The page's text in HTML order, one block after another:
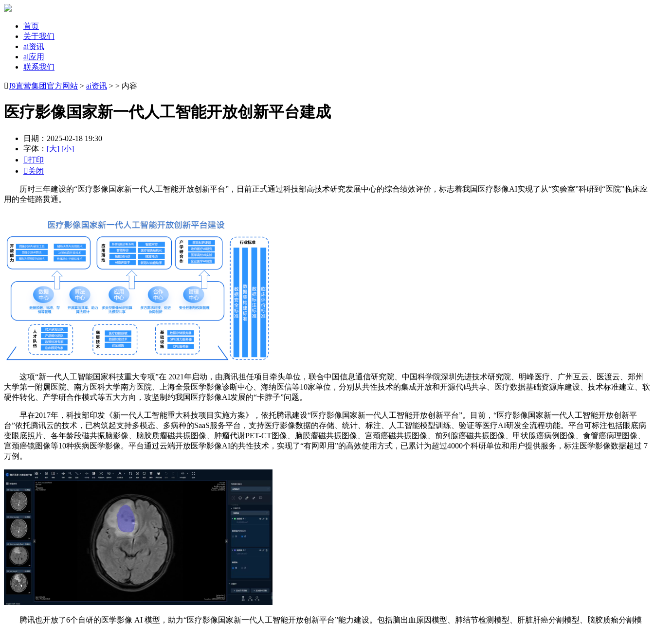
首页
关于我们
ai资讯
ai应用
联系我们
J9直营集团官方网站 > ai资讯 > > 内容
医疗影像国家新一代人工智能开放创新平台建成
日期：2025-02-18 19:30
字体： [大] [小]
打印
关闭
历时三年建设的“医疗影像国家新一代人工智能开放创新平台”，日前正式通过科技部高技术研究发展中心的综合绩效评价，标志着我国医疗影像AI实现了从“实验室”科研到“医院”临床应
用的全链路贯通。
这项“新一代人工智能国家科技重大专项”在 2021年启动，由腾讯担任项目牵头单位，联合中国信息通信研究院、中国科学院深圳先进技术研究院、明峰医疗、广州互云、医渡云、郑州
大学第一附属医院、南方医科大学南方医院、上海全景医学影像诊断中心、海纳医信等10家单位，分别从共性技术的集成开放和开源代码共享、医疗数据基础资源库建设、技术标准建立、软
硬件转化、产学研合作模式等五大方向，攻坚制约我国医疗影像AI发展的“卡脖子”问题。
早在2017年，科技部印发《新一代人工智能重大科技项目实施方案》，依托腾讯建设“医疗影像国家新一代人工智能开放创新平台”。目前，“医疗影像国家新一代人工智能开放创新平
台”依托腾讯云的技术，已构筑起支持多模态、多病种的SaaS服务平台，支持医疗影像数据的存储、统计、标注、人工智能模型训练、验证等医疗AI研发全流程功能。平台可标注包括眼底病
变眼底照片、各年龄段磁共振脑影像、脑胶质瘤磁共振图像、肿瘤代谢PET-CT图像、脑膜瘤磁共振图像、宫颈癌磁共振图像、前列腺癌磁共振图像、甲状腺癌病例图像、食管癌病理图像、
宫颈癌镜图像等10种疾病医学影像。平台通过云端开放医学影像AI的共性技术，实现了“有网即用”的高效使用方式，已累计为超过4000个科研单位和用户提供服务，标注医学影像数据超过 7
万例。
腾讯也开放了6个自研的医学影像 AI 模型，助力“医疗影像国家新一代人工智能开放创新平台”能力建设。包括脑出血原因模型、肺结节检测模型、肝脏肝癌分割模型、脑胶质瘤分割模